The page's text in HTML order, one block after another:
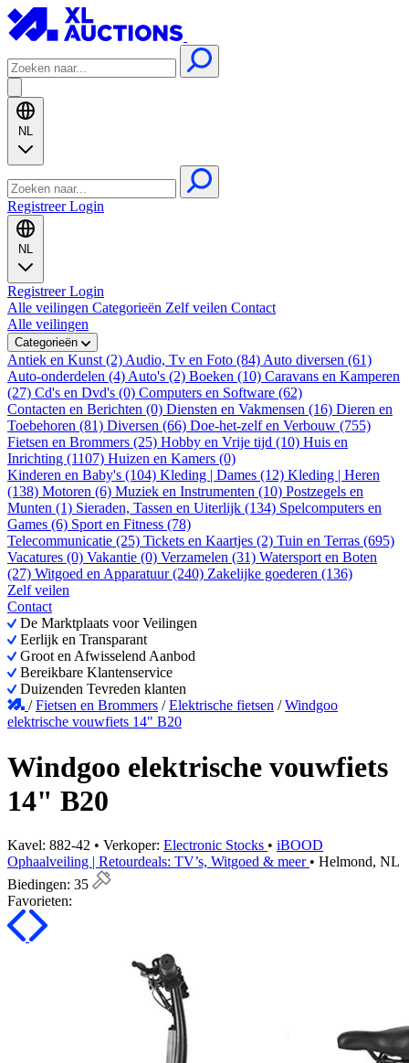
NL
RegistreerLogin
NL
RegistreerLogin
Alle veilingen Categorieën Zelf veilen Contact
Alle veilingen
Categorieën
Antiek en Kunst (2) Audio, Tv en Foto (84) Auto diversen (61)
Auto-onderdelen (4) Auto's (2) Boeken (10) Caravans en Kamperen
(27) Cd's en Dvd's (0) Computers en Software (62)
Contacten en Berichten (0) Diensten en Vakmensen (16) Dieren en
Toebehoren (81) Diversen (66) Doe-het-zelf en Verbouw (755)
Fietsen en Brommers (25) Hobby en Vrije tijd (10) Huis en
Inrichting (1107) Huizen en Kamers (0)
Kinderen en Baby's (104) Kleding | Dames (12) Kleding | Heren
(138) Motoren (6) Muziek en Instrumenten (10) Postzegels en
Munten (1) Sieraden, Tassen en Uiterlijk (134) Spelcomputers en
Games (6) Sport en Fitness (78)
Telecommunicatie (25) Tickets en Kaartjes (2) Tuin en Terras (695)
Vacatures (0) Vakantie (0) Verzamelen (31) Watersport en Boten
(27) Witgoed en Apparatuur (240) Zakelijke goederen (136)
Zelf veilen
Contact
De Marktplaats voor Veilingen
Eerlijk en Transparant
Groot en Afwisselend Aanbod
Bereikbare Klantenservice
Duizenden Tevreden klanten
/Fietsen en Brommers /Elektrische fietsen /Windgoo
elektrische vouwfiets 14" B20
Windgoo elektrische vouwfiets
14" B20
Kavel: 882-42 • Verkoper: Electronic Stocks • iBOOD
Ophaalveiling | Retourdeals: TV’s, Witgoed & meer • Helmond, NL
Biedingen: 35
Favorieten: